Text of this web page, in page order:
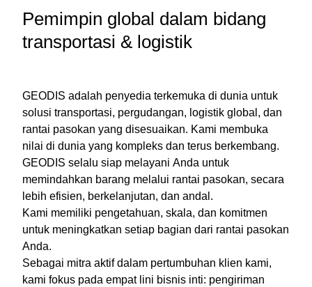
Pemimpin global dalam bidang
transportasi & logistik
GEODIS adalah penyedia terkemuka di dunia untuk
solusi transportasi, pergudangan, logistik global, dan
rantai pasokan yang disesuaikan. Kami membuka
nilai di dunia yang kompleks dan terus berkembang.
GEODIS selalu siap melayani Anda untuk
memindahkan barang melalui rantai pasokan, secara
lebih efisien, berkelanjutan, dan andal.
Kami memiliki pengetahuan, skala, dan komitmen
untuk meningkatkan setiap bagian dari rantai pasokan
Anda.
Sebagai mitra aktif dalam pertumbuhan klien kami,
kami fokus pada empat lini bisnis inti: pengiriman